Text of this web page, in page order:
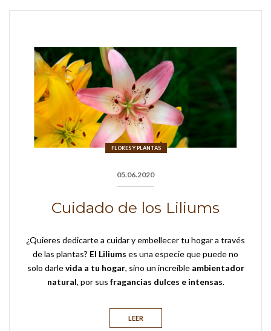
FLORES Y PLANTAS
05.06.2020
Cuidado de los Liliums
¿Quieres dedicarte a cuidar y embellecer tu hogar a través
de las plantas? El Liliums es una especie que puede no
solo darlevida a tu hogar, sino un increíble ambientador
natural, por sus fragancias dulces e intensas.
LEER